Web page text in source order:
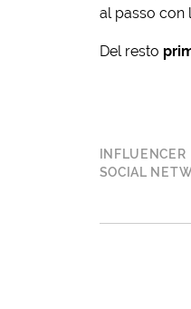
al passo con
Del resto
INFLUENCER
SOCIAL